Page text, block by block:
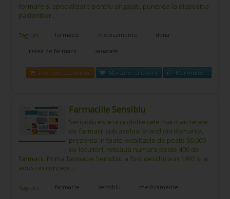
formare si specializare pentru angajati, punerea la dispozitia
pacientilor...
Tag-uri: farmacie medicamente dona
retea de farmacii sanatate
Promovează link-ul Marcare ca favorit Mai multe...
Farmaciile Sensiblu
Sensiblu este una dintre cele mai mari retele
de farmacii sub acelasi brand din Romania,
prezenta in toate localitatile de peste 50.000
de locuitori, reteaua numara peste 400 de
farmacii. Prima farmacie Sensiblu a fost deschisa in 1997 si a
adus un concept...
Tag-uri: farmacie sensiblu medicamente